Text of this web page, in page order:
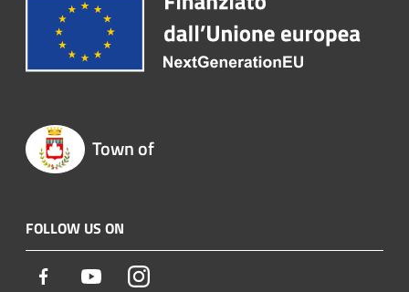
Town of
FOLLOW US ON
Facebook YoutubeInstagram